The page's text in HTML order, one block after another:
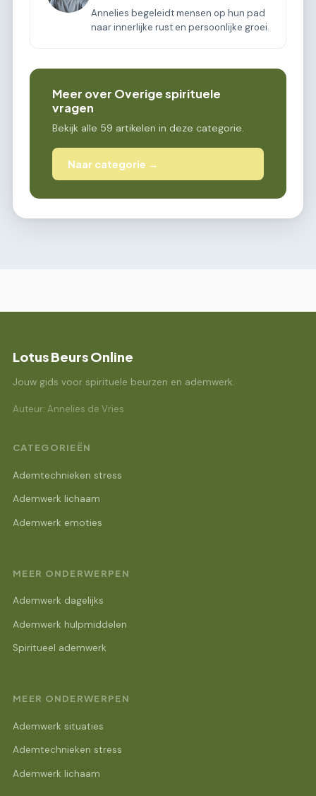
Annelies begeleidt mensen op hun pad
naar innerlijke rust en persoonlijke groei.
Meer over Overige spirituele
vragen
Bekijk alle 59 artikelen in deze categorie.
Naar categorie →
Lotus Beurs Online
Jouw gids voor spirituele beurzen en ademwerk.
Auteur: Annelies de Vries
CATEGORIEËN
Ademtechnieken stress
Ademwerk lichaam
Ademwerk emoties
MEER ONDERWERPEN
Ademwerk dagelijks
Ademwerk hulpmiddelen
Spiritueel ademwerk
MEER ONDERWERPEN
Ademwerk situaties
Ademtechnieken stress
Ademwerk lichaam